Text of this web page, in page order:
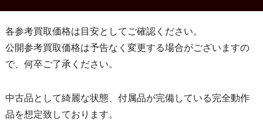
各参考買取価格は目安としてご確認ください。
公開参考買取価格は予告なく変更する場合がございますの
で、何卒ご了承ください。
中古品として綺麗な状態、付属品が完備している完全動作
品を想定致しております。